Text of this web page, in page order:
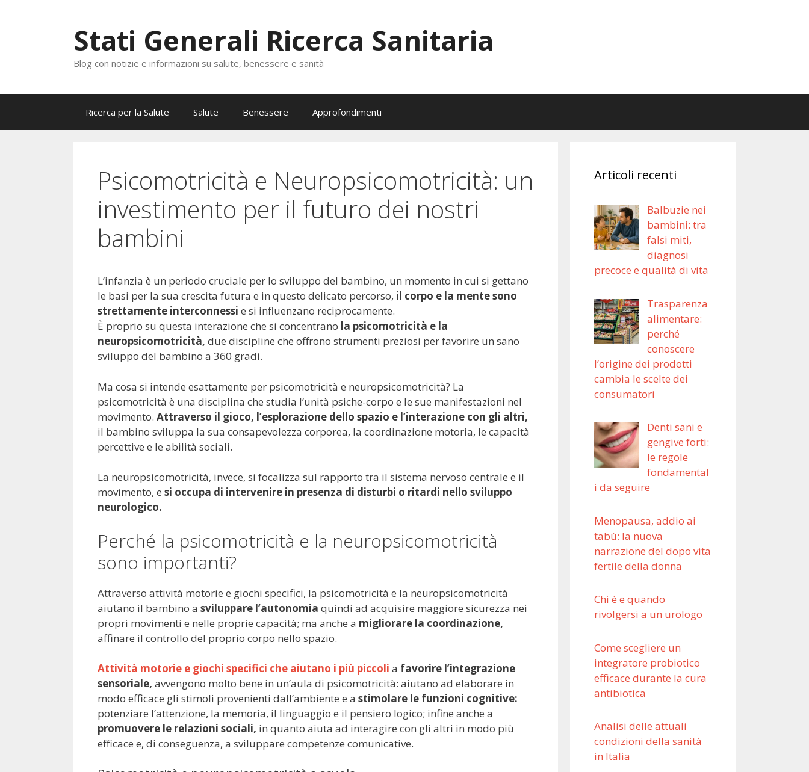
Stati Generali Ricerca Sanitaria
Blog con notizie e informazioni su salute, benessere e sanità
Ricerca per la Salute Salute Benessere Approfondimenti
Psicomotricità e Neuropsicomotricità: un
investimento per il futuro dei nostri
bambini
L’infanzia è un periodo cruciale per lo sviluppo del bambino, un momento in cui si gettano
le basi per la sua crescita futura e in questo delicato percorso, il corpo e la mente sono
strettamente interconnessi e si influenzano reciprocamente.
È proprio su questa interazione che si concentrano la psicomotricità e la
neuropsicomotricità, due discipline che offrono strumenti preziosi per favorire un sano
sviluppo del bambino a 360 gradi.
Ma cosa si intende esattamente per psicomotricità e neuropsicomotricità? La
psicomotricità è una disciplina che studia l’unità psiche-corpo e le sue manifestazioni nel
movimento. Attraverso il gioco, l’esplorazione dello spazio e l’interazione con gli altri,
il bambino sviluppa la sua consapevolezza corporea, la coordinazione motoria, le capacità
percettive e le abilità sociali.
La neuropsicomotricità, invece, si focalizza sul rapporto tra il sistema nervoso centrale e il
movimento, e si occupa di intervenire in presenza di disturbi o ritardi nello sviluppo
neurologico.
Perché la psicomotricità e la neuropsicomotricità
sono importanti?
Attraverso attività motorie e giochi specifici, la psicomotricità e la neuropsicomotricità
aiutano il bambino a sviluppare l’autonomia quindi ad acquisire maggiore sicurezza nei
propri movimenti e nelle proprie capacità; ma anche a migliorare la coordinazione,
affinare il controllo del proprio corpo nello spazio.
Attività motorie e giochi specifici che aiutano i più piccoli a favorire l’integrazione
sensoriale, avvengono molto bene in un’aula di psicomotricità: aiutano ad elaborare in
modo efficace gli stimoli provenienti dall’ambiente e a stimolare le funzioni cognitive:
potenziare l’attenzione, la memoria, il linguaggio e il pensiero logico; infine anche a
promuovere le relazioni sociali, in quanto aiuta ad interagire con gli altri in modo più
efficace e, di conseguenza, a sviluppare competenze comunicative.
Articoli recenti
Balbuzie nei
bambini: tra
falsi miti,
diagnosi
precoce e qualità di vita
Trasparenza
alimentare:
perché
conoscere
l’origine dei prodotti
cambia le scelte dei
consumatori
Denti sani e
gengive forti:
le regole
fondamental
i da seguire
Menopausa, addio ai
tabù: la nuova
narrazione del dopo vita
fertile della donna
Chi è e quando
rivolgersi a un urologo
Come scegliere un
integratore probiotico
efficace durante la cura
antibiotica
Analisi delle attuali
condizioni della sanità
in Italia